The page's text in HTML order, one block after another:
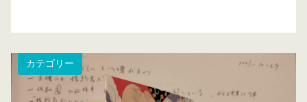
カテゴリー